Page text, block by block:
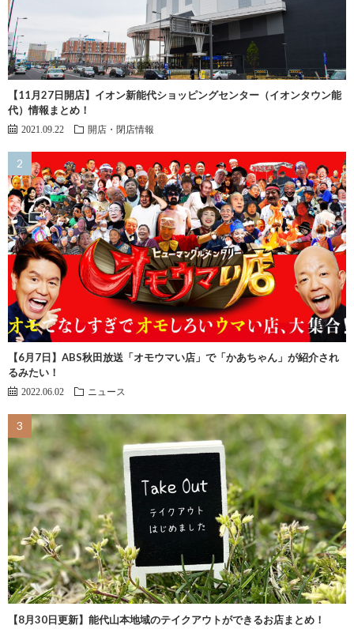
【11月27日開店】イオン新能代ショッピングセンター（イオンタウン能
代）情報まとめ！
2021.09.22 開店・閉店情報
【6月7日】ABS秋田放送「オモウマい店」で「かあちゃん」が紹介され
るみたい！
2022.06.02 ニュース
【8月30日更新】能代山本地域のテイクアウトができるお店まとめ！